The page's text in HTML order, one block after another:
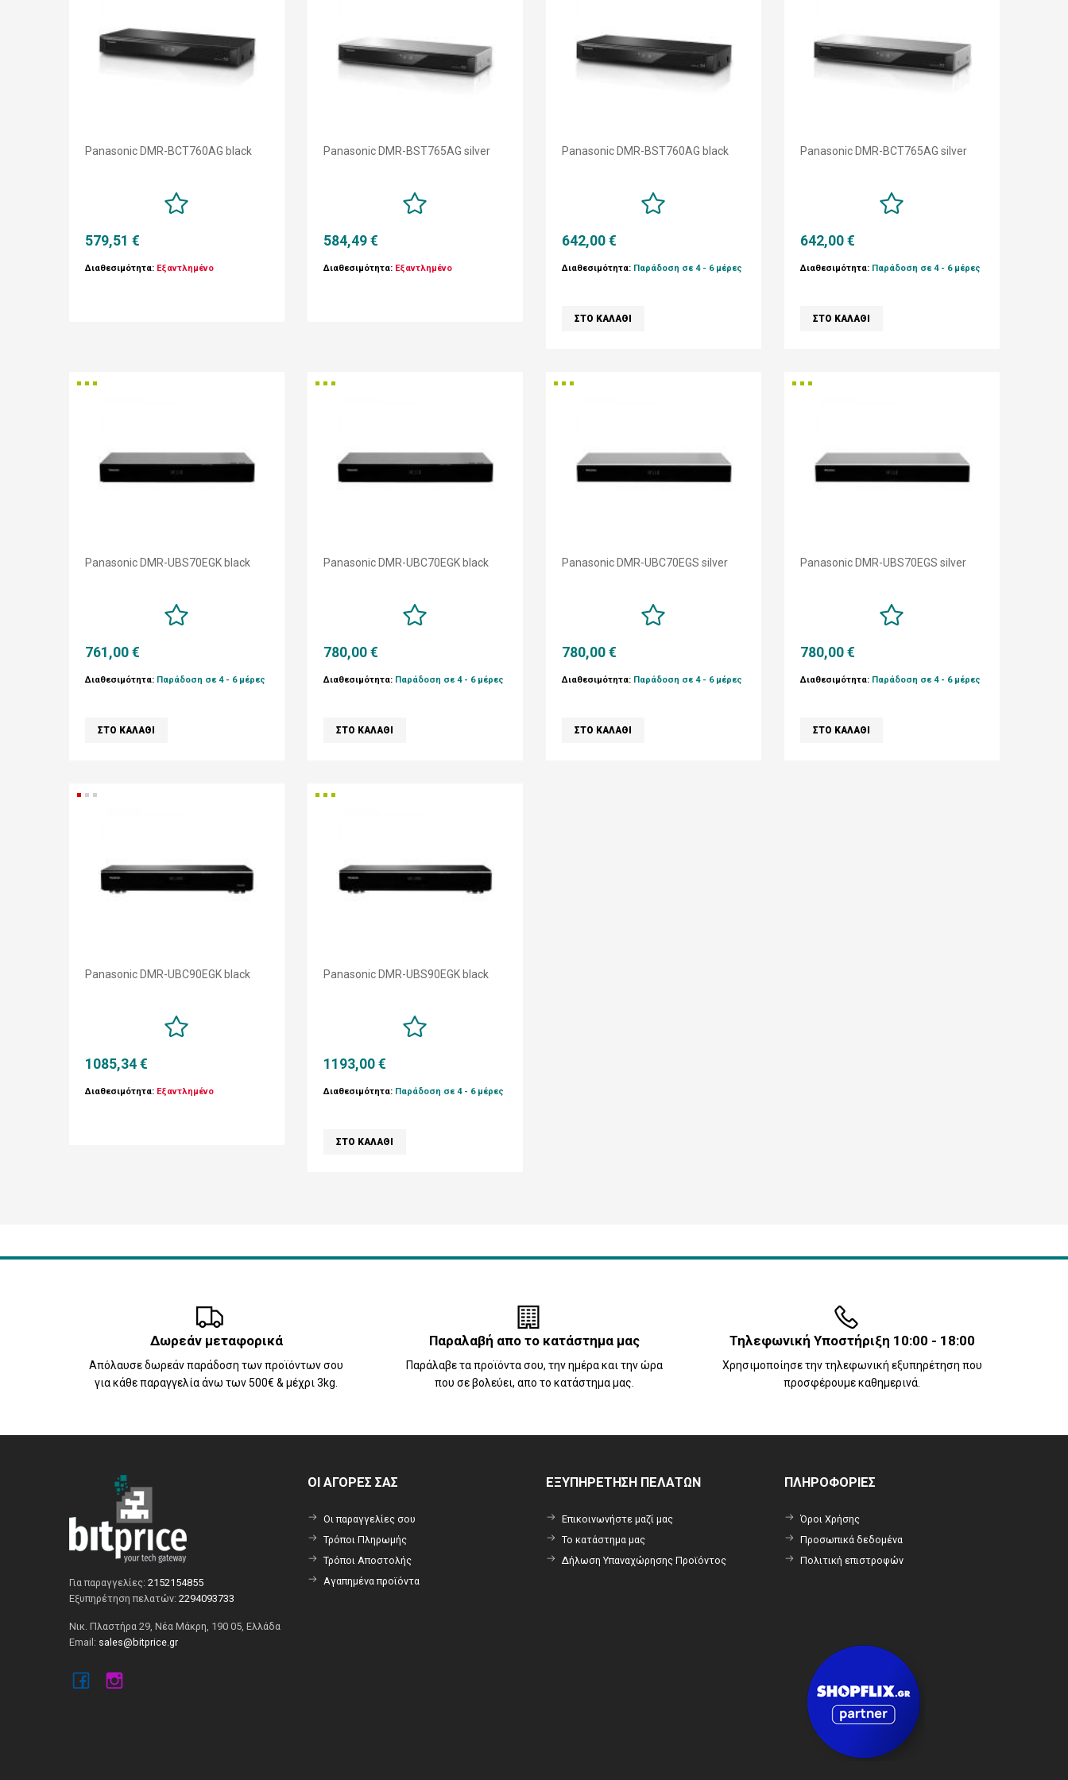
Panasonic DMR-BCT760AG black
579,51 €
Διαθεσιμότητα: Εξαντλημένο
Panasonic DMR-BST765AG silver
584,49 €
Διαθεσιμότητα: Εξαντλημένο
Panasonic DMR-BST760AG black
642,00 €
Διαθεσιμότητα: Παράδοση σε 4 - 6 μέρες
Panasonic DMR-BCT765AG silver
642,00 €
Διαθεσιμότητα: Παράδοση σε 4 - 6 μέρες
Panasonic DMR-UBS70EGK black
761,00 €
Διαθεσιμότητα: Παράδοση σε 4 - 6 μέρες
Panasonic DMR-UBC70EGK black
780,00 €
Διαθεσιμότητα: Παράδοση σε 4 - 6 μέρες
Panasonic DMR-UBC70EGS silver
780,00 €
Διαθεσιμότητα: Παράδοση σε 4 - 6 μέρες
Panasonic DMR-UBS70EGS silver
780,00 €
Διαθεσιμότητα: Παράδοση σε 4 - 6 μέρες
Panasonic DMR-UBC90EGK black
1085,34 €
Διαθεσιμότητα: Εξαντλημένο
Panasonic DMR-UBS90EGK black
1193,00 €
Διαθεσιμότητα: Παράδοση σε 4 - 6 μέρες
Δωρεάν μεταφορικά
Απόλαυσε δωρεάν παράδοση των προϊόντων σου
για κάθε παραγγελία άνω των 500€ & μέχρι 3kg.
Παραλαβή απο το κατάστημα μας
Παράλαβε τα προϊόντα σου, την ημέρα και την ώρα
που σε βολεύει, απο το κατάστημα μας.
Τηλεφωνική Υποστήριξη 10:00 - 18:00
Χρησιμοποίησε την τηλεφωνική εξυπηρέτηση που
προσφέρουμε καθημερινά.
Για παραγγελίες: 2152154855
Εξυπηρέτηση πελατών: 2294093733
Νικ. Πλαστήρα 29, Νέα Μάκρη, 190 05, Ελλάδα
Email: sales@bitprice.gr
ΟΙ ΑΓΟΡΕΣ ΣΑΣ
Οι παραγγελίες σου
Τρόποι Πληρωμής
Τρόποι Αποστολής
Αγαπημένα προϊόντα
ΕΞΥΠΗΡΕΤΗΣΗ ΠΕΛΑΤΩΝ
Επικοινωνήστε μαζί μας
Το κατάστημα μας
Δήλωση Υπαναχώρησης Προϊόντος
ΠΛΗΡΟΦΟΡΙΕΣ
Όροι Χρήσης
Προσωπικά δεδομένα
Πολιτική επιστροφών